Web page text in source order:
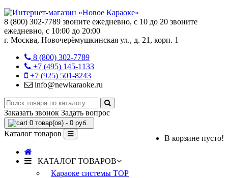
8 (800) 302-7789 звоните ежедневно, с 10 до 20 звоните
ежедневно, с 10:00 до 20:00
г. Москва, Новочерёмушкинская ул., д. 21, корп. 1
8 (800) 302-7789
+7 (495) 145-1133
+7 (925) 501-8243
info@newkaraoke.ru
Заказать звонок Задать вопрос
0 товар(ов) - 0 руб.
В корзине пусто!
Каталог товаров
КАТАЛОГ ТОВАРОВ
Караоке системы TOP